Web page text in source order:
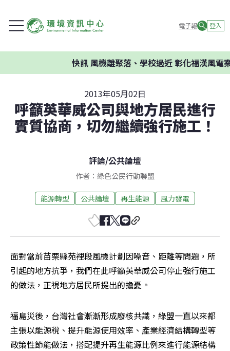
電子報 登入
快訊風機離聚落、學校過近 彰化福漢風電案
2013年05月02日
呼籲英華威公司與地方居民進行
實質協商，切勿繼續強行施工！
評論/公共論壇
作者：綠色公民行動聯盟
能源轉型 公共論壇 再生能源 風力發電
面對當前苗栗縣苑裡段風機計劃因噪音、距離等問題，所
引起的地方抗爭，我們在此呼籲英華威公司停止強行施工
的做法，正視地方居民所提出的擔憂。
福島災後，台灣社會漸漸形成廢核共識，綠盟一直以來都
主張以能源稅、提升能源使用效率、產業經濟結構轉型等
政策性節能做法，搭配提升再生能源比例來進行能源結構